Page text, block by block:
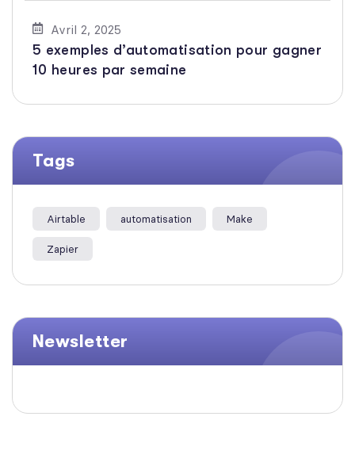
Avril 2, 2025
5 exemples d’automatisation pour gagner
10 heures par semaine
Tags
Airtable automatisation Make
Zapier
Newsletter